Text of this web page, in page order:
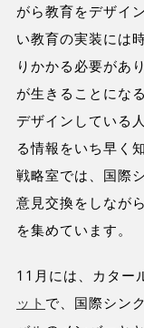
がら教育をデザイ
い教育の実装には
りかかる必要があ
が生きることにな
デザインしている
る情報をいち早く
戦略室では、国際
意見交換をしなが
を集めています。
11月には、カター
ット で、国際シン